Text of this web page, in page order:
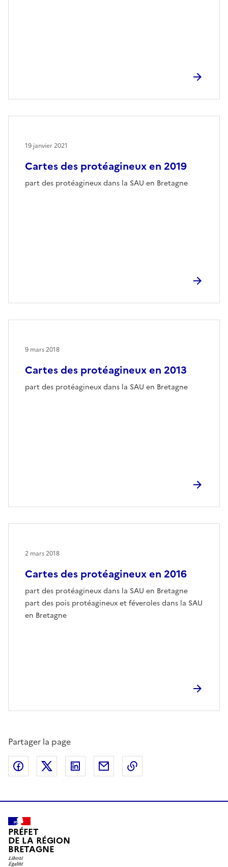
Cartes des protéagineux en 2019
part des protéagineux dans la SAU en Bretagne
19 janvier 2021
Cartes des protéagineux en 2013
part des protéagineux dans la SAU en Bretagne
9 mars 2018
Cartes des protéagineux en 2016
part des protéagineux dans la SAU en Bretagne
part des pois protéagineux et féveroles dans la SAU
en Bretagne
2 mars 2018
Partager la page
Partager sur Facebook
Partager sur X (anciennement Twitter)
Partager sur LinkedIn
Partager par email
PRÉFET
DE LA RÉGION
BRETAGNE